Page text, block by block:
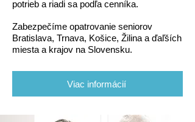
potrieb a riadi sa podľa cenníka.
Zabezpečíme opatrovanie seniorov
Bratislava, Trnava, Košice, Žilina a ďaľších
miesta a krajov na Slovensku.
Viac informácií